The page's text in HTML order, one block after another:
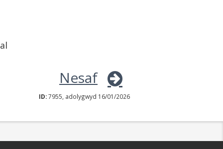
Nesaf
ID:7955, adolygwyd 16/01/2026